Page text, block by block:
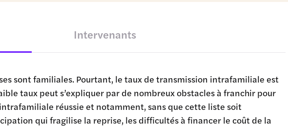
Intervenants
sont familiales. Pourtant, le taux de transmission intrafamiliale est
taux peut s’expliquer par de nombreux obstacles à franchir pour
réussie et notamment, sans que cette liste soit
qui fragilise la reprise, les difficultés à financer le coût de la